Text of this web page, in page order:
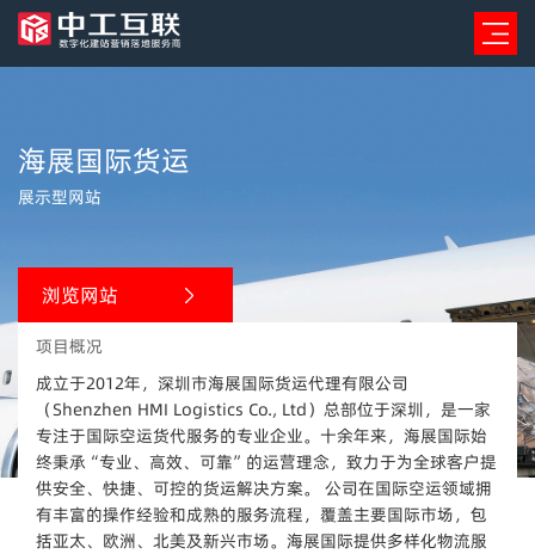
海展国际货运
展示型网站
浏览网站
项目概况
成立于2012年，深圳市海展国际货运代理有限公司
（Shenzhen HMI Logistics Co., Ltd）总部位于深圳，是一家
专注于国际空运货代服务的专业企业。十余年来，海展国际始
终秉承“专业、高效、可靠”的运营理念，致力于为全球客户提
供安全、快捷、可控的货运解决方案。 公司在国际空运领域拥
有丰富的操作经验和成熟的服务流程，覆盖主要国际市场，包
括亚太、欧洲、北美及新兴市场。海展国际提供多样化物流服